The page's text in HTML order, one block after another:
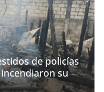
de policías
su